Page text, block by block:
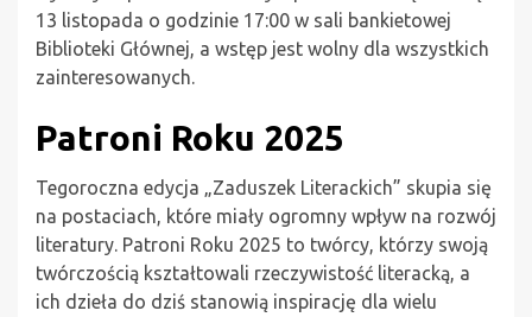
13 listopada o godzinie 17:00 w sali bankietowej
Biblioteki Głównej, a wstęp jest wolny dla wszystkich
zainteresowanych.
Patroni Roku 2025
Tegoroczna edycja „Zaduszek Literackich” skupia się
na postaciach, które miały ogromny wpływ na rozwój
literatury. Patroni Roku 2025 to twórcy, którzy swoją
twórczością kształtowali rzeczywistość literacką, a
ich dzieła do dziś stanowią inspirację dla wielu